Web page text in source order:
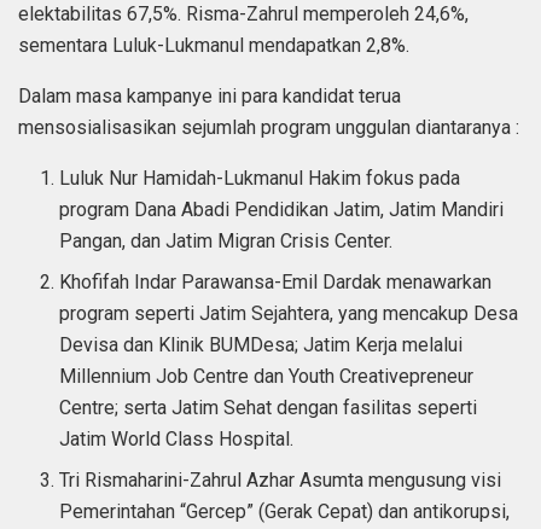
elektabilitas 67,5%. Risma-Zahrul memperoleh 24,6%,
sementara Luluk-Lukmanul mendapatkan 2,8%.
Dalam masa kampanye ini para kandidat terua
mensosialisasikan sejumlah program unggulan diantaranya :
Luluk Nur Hamidah-Lukmanul Hakim fokus pada
program Dana Abadi Pendidikan Jatim, Jatim Mandiri
Pangan, dan Jatim Migran Crisis Center.
Khofifah Indar Parawansa-Emil Dardak menawarkan
program seperti Jatim Sejahtera, yang mencakup Desa
Devisa dan Klinik BUMDesa; Jatim Kerja melalui
Millennium Job Centre dan Youth Creativepreneur
Centre; serta Jatim Sehat dengan fasilitas seperti
Jatim World Class Hospital.
Tri Rismaharini-Zahrul Azhar Asumta mengusung visi
Pemerintahan “Gercep” (Gerak Cepat) dan antikorupsi,